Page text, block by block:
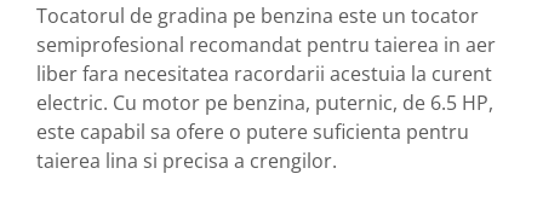
Accesorii pentru masini de tuns
gazon
Masini de tuns iarba/gazon
Tractorase pentru gazon
Mobilier pentru gradina
Mori de macinat cereale
Pistoale de lipit
Tocatorul de gradina pe benzina este un tocator
semiprofesional recomandat pentru taierea in aer
liber fara necesitatea racordarii acestuia la curent
electric. Cu motor pe benzina, puternic, de 6.5 HP,
este capabil sa ofere o putere suficienta pentru
taierea lina si precisa a crengilor.